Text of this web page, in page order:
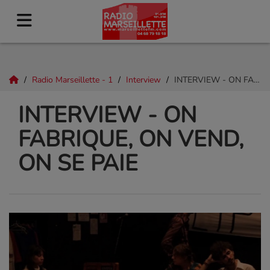
Radio Marseillette - 1 Interview INTERVIEW - ON FABRIQUE, ON VEND, ON SE PAIE
INTERVIEW - ON
FABRIQUE, ON VEND,
ON SE PAIE